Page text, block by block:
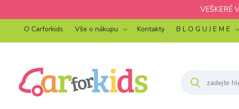
VEŠKERÉ
O Carforkids Vše o nákupu Kontakty B L O G U J E M E